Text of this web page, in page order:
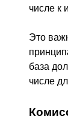
числе к
Это
база
числе